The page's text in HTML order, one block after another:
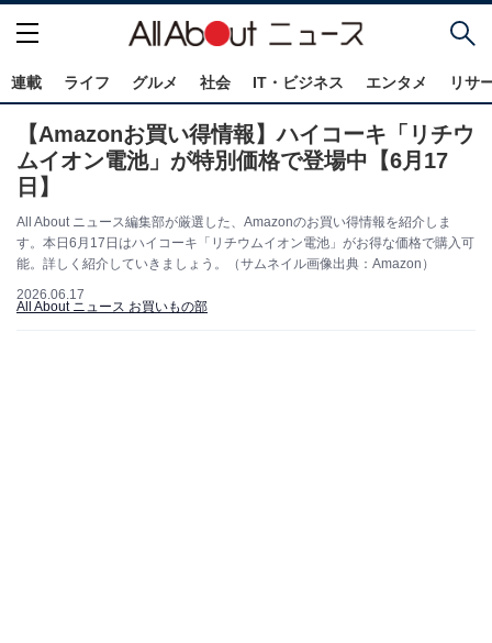
連載 ライフ グルメ 社会 IT・ビジネス エンタメ リサ
【Amazonお買い得情報】ハイコーキ「リチウ
ムイオン電池」が特別価格で登場中【6月17
日】
All About ニュース編集部が厳選した、Amazonのお買い得情報を紹介しま
す。本日6月17日はハイコーキ「リチウムイオン電池」がお得な価格で購入可
能。詳しく紹介していきましょう。（サムネイル画像出典：Amazon）
2026.06.17
All About ニュース お買いもの部